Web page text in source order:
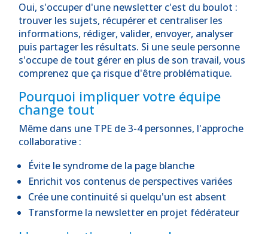
Oui, s'occuper d'une newsletter c'est du boulot :
trouver les sujets, récupérer et centraliser les
informations, rédiger, valider, envoyer, analyser
puis partager les résultats. Si une seule personne
s'occupe de tout gérer en plus de son travail, vous
comprenez que ça risque d'être problématique.
Pourquoi impliquer votre équipe
change tout
Même dans une TPE de 3-4 personnes, l'approche
collaborative :
Évite le syndrome de la page blanche
Enrichit vos contenus de perspectives variées
Crée une continuité si quelqu'un est absent
Transforme la newsletter en projet fédérateur